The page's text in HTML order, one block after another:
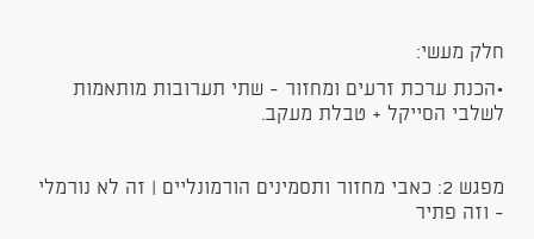
חלק מעשי:
•הכנת ערכת זרעים ומחזור - שתי תערובות מותאמות
לשלבי הסייקל + טבלת מעקב.
מפגש 2: כאבי מחזור ותסמינים הורמונליים | זה לא נורמלי
- וזה פתיר